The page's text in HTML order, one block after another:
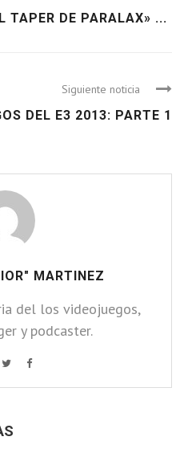
TAPER DE PARALAX» ...
Siguiente noticia
DEL E3 2013: PARTE 1
MARTINEZ
del los videojuegos,
y podcaster.